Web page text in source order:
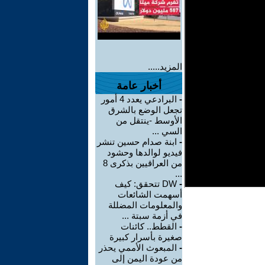
المزيد.....
أخبار عامة
-
البرادعي يعدد 4 أمور
تجعل الوضع بالشرق
الأوسط -ينتقل من
السي ...
- ابنة صدام حسين تنشر
فيديو لوالدها وحشود
من العراقيين بذكرى 8
...
-
DW تتحقق: كيف
أسهمت الشائعات
والمعلومات المضللة
في أزمة سبتة ...
- القطط.. كائنات
صغيرة بأسرار كبيرة
- المبعوث الأممي يحذر
من عودة اليمن إلى